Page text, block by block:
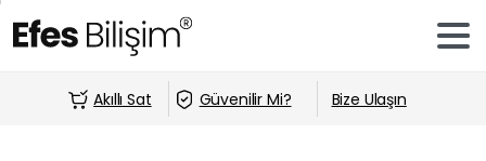
Akıllı Sat Güvenilir Mi? Bize Ulaşın